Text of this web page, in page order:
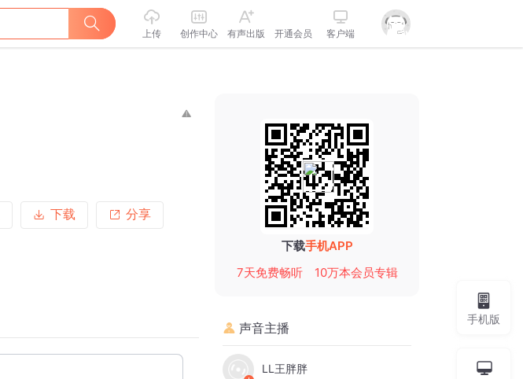
上传 创作中心 有声出版 开通会员 客户端
下载 分享
下载手机APP
7天免费畅听
10万本会员专辑
声音主播
LL王胖胖
手机版